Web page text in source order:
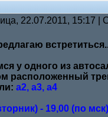
22.07.2011, 15:17
у одного из
расположенный
а2, а3, а4
- 19,00 (по мск)